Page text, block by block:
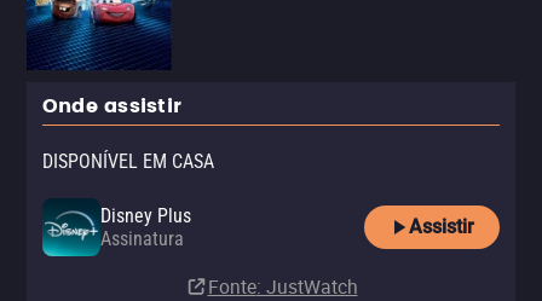
Onde assistir
DISPONÍVEL EM CASA
Disney Plus
Assinatura
Assistir
Fonte: JustWatch